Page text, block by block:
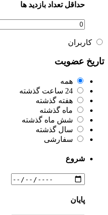
حداقل تعداد بازدید ها
کاربران
تاریخ عضویت
همه
24 ساعت گذشته
هفته گذشته
ماه گذشته
شش ماه گذشته
سال گذشته
سفارشی
شروع
پایان